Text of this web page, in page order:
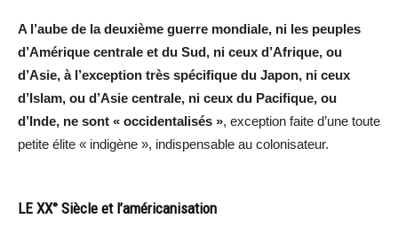
A l’aube de la deuxième guerre mondiale, ni les peuples
d’Amérique centrale et du Sud, ni ceux d’Afrique, ou
d’Asie, à l’exception très spécifique du Japon, ni ceux
d’Islam, ou d’Asie centrale, ni ceux du Pacifique, ou
d’Inde, ne sont « occidentalisés », exception faite d’une toute
petite élite « indigène », indispensable au colonisateur.
LE XX° Siècle et l’américanisation